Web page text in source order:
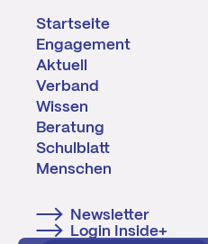
Startseite
Engagement
Aktuell
Verband
Wissen
Beratung
Schulblatt
Menschen
Newsletter
Login Inside+